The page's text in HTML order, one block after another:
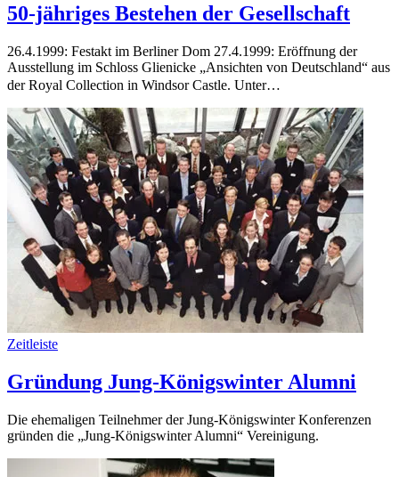
50-jähriges Bestehen der Gesellschaft
26.4.1999: Festakt im Berliner Dom 27.4.1999: Eröffnung der
Ausstellung im Schloss Glienicke „Ansichten von Deutschland“ aus
der Royal Collection in Windsor Castle. Unter…
Zeitleiste
Gründung Jung-Königswinter Alumni
Die ehemaligen Teilnehmer der Jung-Königswinter Konferenzen
gründen die „Jung-Königswinter Alumni“ Vereinigung.